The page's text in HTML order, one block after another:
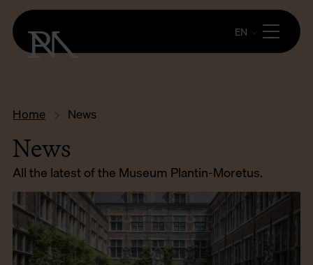
EN
Home News
News
All the latest of the Museum Plantin-Moretus.